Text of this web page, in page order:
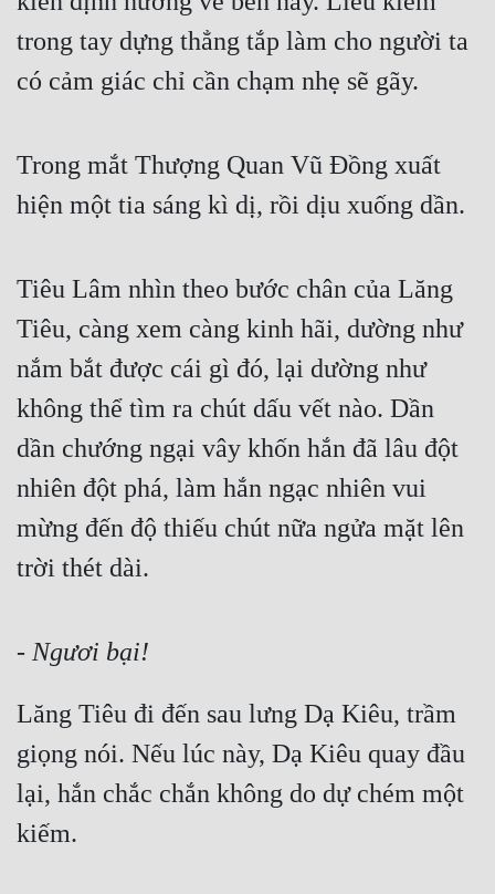
trong tay dựng thẳng tắp làm cho người ta
có cảm giác chỉ cần chạm nhẹ sẽ gãy.
Trong mắt Thượng Quan Vũ Đồng xuất
hiện một tia sáng kì dị, rồi dịu xuống dần.
Tiêu Lâm nhìn theo bước chân của Lăng
Tiêu, càng xem càng kinh hãi, dường như
nắm bắt được cái gì đó, lại dường như
không thể tìm ra chút dấu vết nào. Dần
dần chướng ngại vây khốn hắn đã lâu đột
nhiên đột phá, làm hắn ngạc nhiên vui
mừng đến độ thiếu chút nữa ngửa mặt lên
trời thét dài.
- Ngươi bại!
Lăng Tiêu đi đến sau lưng Dạ Kiêu, trầm
giọng nói. Nếu lúc này, Dạ Kiêu quay đầu
lại, hắn chắc chắn không do dự chém một
kiếm.